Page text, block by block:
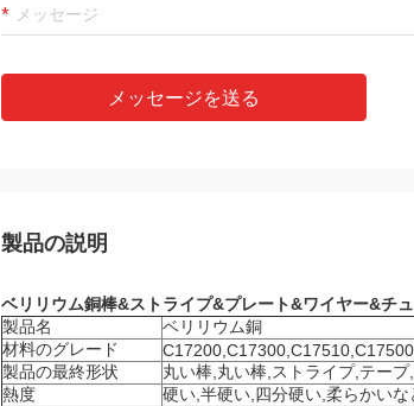
メッセージを送る
製品の説明
ベリリウム銅棒&ストライプ&プレート&ワイヤー&チ
製品名
ベリリウム銅
材料のグレード
C17200,C17300,C17510,C17500
製品の最終形状
丸い棒,丸い棒,ストライプ,テー
熱度
硬い,半硬い,四分硬い,柔らかいな